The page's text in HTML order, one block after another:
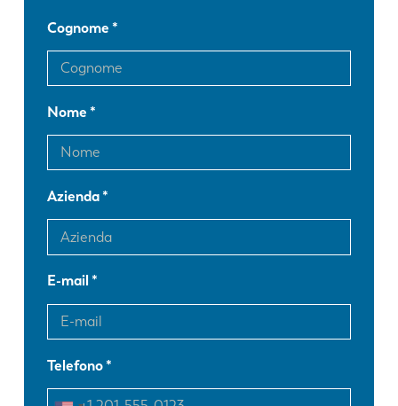
Cognome
Nome
Azienda
E-mail
Telefono